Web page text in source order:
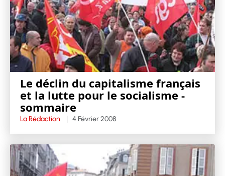
Le déclin du capitalisme français
et la lutte pour le socialisme -
sommaire
La Rédaction 4 Février 2008